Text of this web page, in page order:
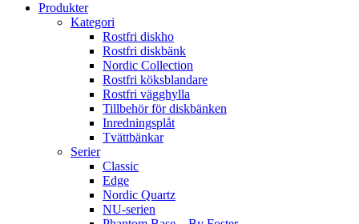
Produkter
Kategori
Rostfri diskho
Rostfri diskbänk
Nordic Collection
Rostfri köksblandare
Rostfri vägghylla
Tillbehör för diskbänken
Inredningsplåt
Tvättbänkar
Serier
Classic
Edge
Nordic Quartz
NU-serien